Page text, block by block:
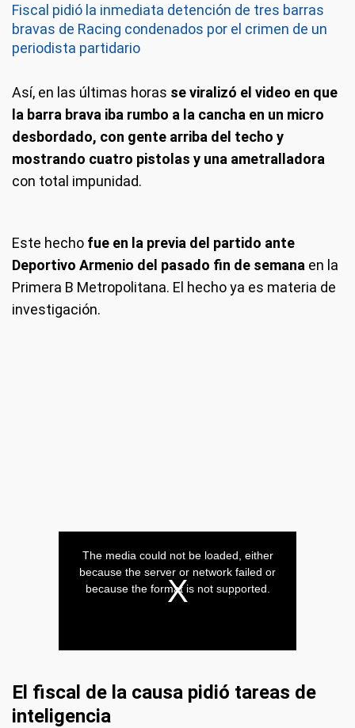
Fiscal pidió la inmediata detención de tres barras
bravas de Racing condenados por el crimen de un
periodista partidario
Así, en las últimas horas se viralizó el video en que
la barra brava iba rumbo a la cancha en un micro
desbordado, con gente arriba del techo y
mostrando cuatro pistolas y una ametralladora
con total impunidad.
Este hecho fue en la previa del partido ante
Deportivo Armenio del pasado fin de semana en la
Primera B Metropolitana. El hecho ya es materia de
investigación.
El fiscal de la causa pidió tareas de
inteligencia